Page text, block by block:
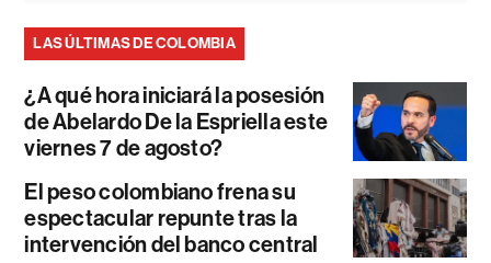
LAS ÚLTIMAS DE COLOMBIA
¿A qué hora iniciará la posesión
de Abelardo De la Espriella este
viernes 7 de agosto?
El peso colombiano frena su
espectacular repunte tras la
intervención del banco central